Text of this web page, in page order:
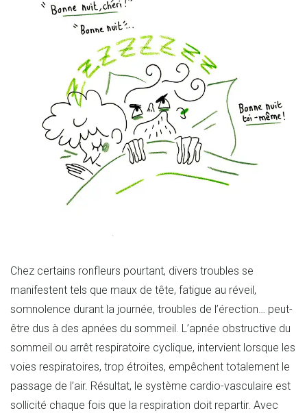
Chez certains ronfleurs pourtant, divers troubles se
manifestent tels que maux de tête, fatigue au réveil,
somnolence durant la journée, troubles de l’érection… peut-
être dus à des apnées du sommeil. L’apnée obstructive du
sommeil ou arrêt respiratoire cyclique, intervient lorsque les
voies respiratoires, trop étroites, empêchent totalement le
passage de l’air. Résultat, le système cardio-vasculaire est
sollicité chaque fois que la respiration doit repartir. Avec